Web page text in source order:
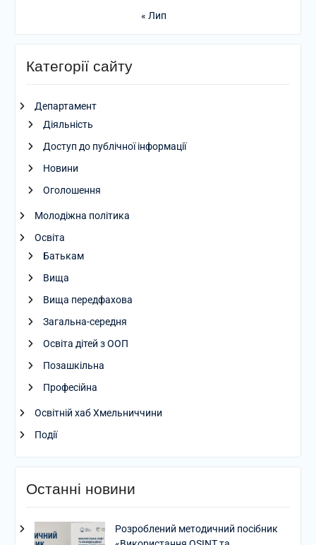
« Лип
Категорії сайту
Департамент
Діяльність
Доступ до публічної інформації
Новини
Оголошення
Молодіжна політика
Освіта
Батькам
Вища
Вища передфахова
Загальна-середня
Освіта дітей з ООП
Позашкільна
Професійна
Освітній хаб Хмельниччини
Події
Останні новини
Розроблений методичний посібник